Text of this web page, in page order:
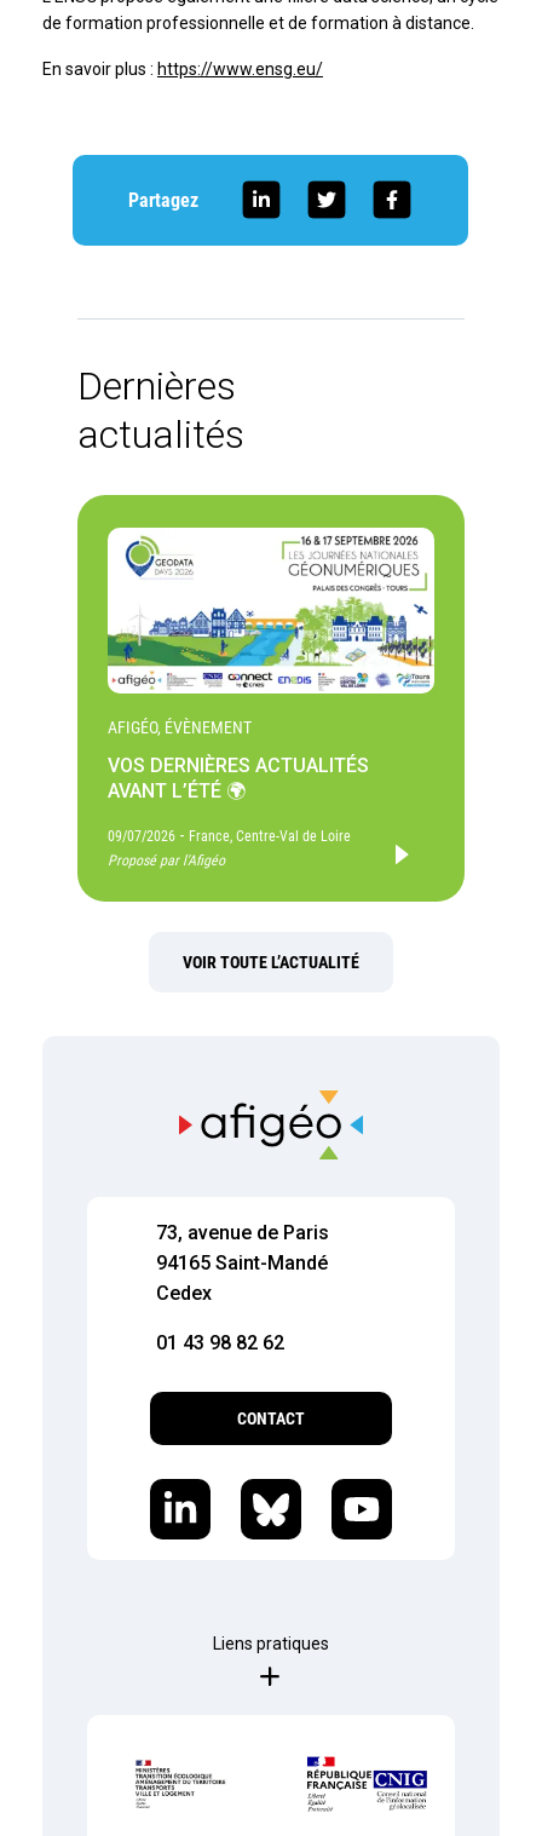
de formation professionnelle et de formation à distance.
En savoir plus : https://www.ensg.eu/
Partagez
Dernières
actualités
AFIGÉO, ÉVÈNEMENT
VOS DERNIÈRES ACTUALITÉS
AVANT L’ÉTÉ 🌍
09/07/2026 - France, Centre-Val de Loire
Proposé par l'Afigéo
VOIR TOUTE L’ACTUALITÉ
73, avenue de Paris
94165 Saint-Mandé
Cedex
01 43 98 82 62
CONTACT
Liens pratiques